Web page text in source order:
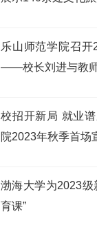
乐山师范学院召
——校长刘进与教
校招开新局 就业
院2023年秋季首场
渤海大学为2023级
育课”